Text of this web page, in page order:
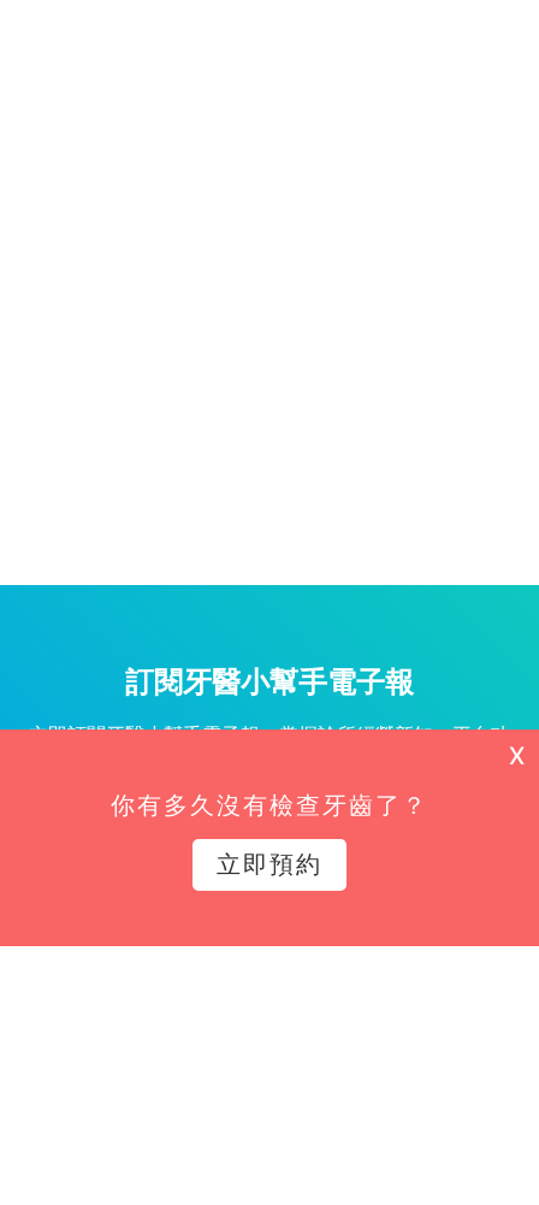
訂閱牙醫小幫手電子報
立即訂閱牙醫小幫手電子報，掌握診所經營新知、平台功
你有多久沒有檢查牙齒了？
立即預約
X